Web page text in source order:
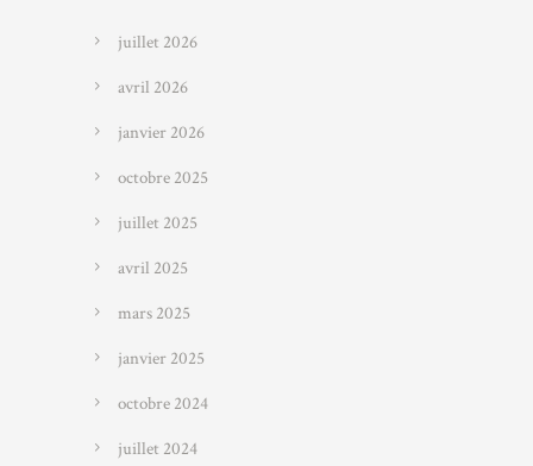
juillet 2026
avril 2026
janvier 2026
octobre 2025
juillet 2025
avril 2025
mars 2025
janvier 2025
octobre 2024
juillet 2024